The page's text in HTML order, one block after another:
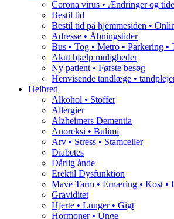
Corona virus • Ændringer og
Bestil tid
Bestil tid på hjemmesiden •
Adresse • Åbningstider
Bus • Tog • Metro • Parkering •
Akut hjælp muligheder
Ny patient • Første besøg
Henvisende tandlæge •
Helbred
Alkohol • Stoffer
Allergier
Alzheimers Dementia
Anoreksi • Bulimi
Arv • Stress • Stamceller
Diabetes
Dårlig ånde
Erektil Dysfunktion
Mave Tarm • Ernæring • Kost •
Graviditet
Hjerte • Lunger • Gigt
Hormoner • Unge